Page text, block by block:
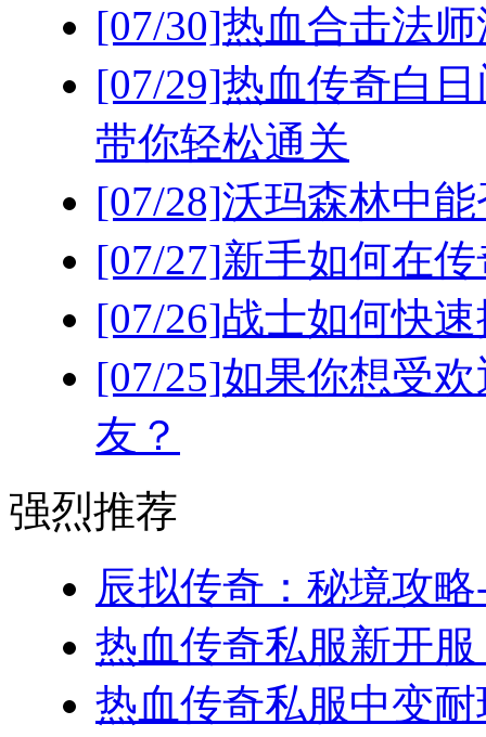
[07/30]热血合击法
[07/29]热血传奇白
带你轻松通关
[07/28]沃玛森林中
[07/27]新手如何在
[07/26]战士如何快
[07/25]如果你想受
友？
强烈推荐
辰拟传奇：秘境攻
热血传奇私服新开
热血传奇私服中变